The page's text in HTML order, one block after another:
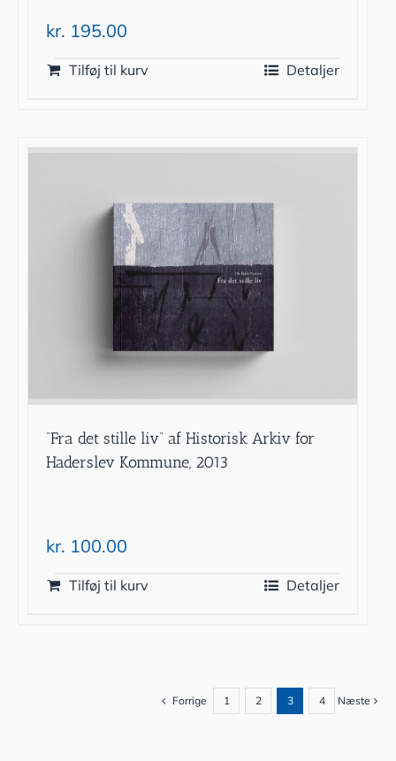
kr. 195.00
Tilføj til kurv Detaljer
”Fra det stille liv” af Historisk Arkiv for
Haderslev Kommune, 2013
kr. 100.00
Tilføj til kurv Detaljer
Forrige 1 2 3 4 Næste